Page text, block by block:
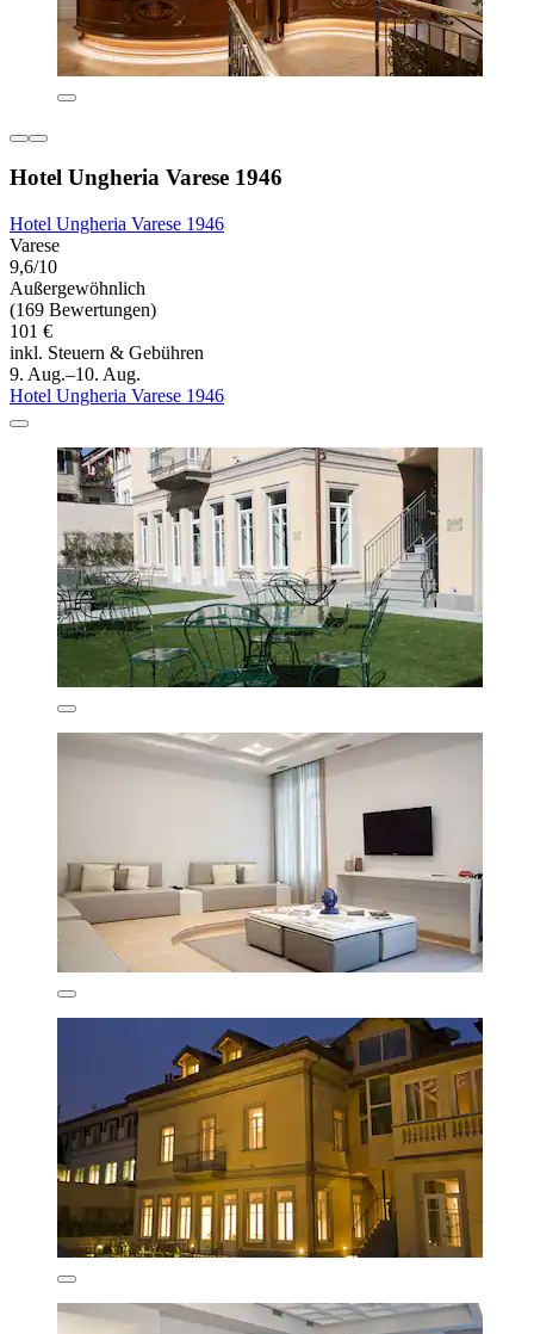
Hotel Ungheria Varese 1946
Hotel Ungheria Varese 1946
Varese
9,6/10
Außergewöhnlich
(169 Bewertungen)
101 €
inkl. Steuern & Gebühren
9. Aug.–10. Aug.
Hotel Ungheria Varese 1946